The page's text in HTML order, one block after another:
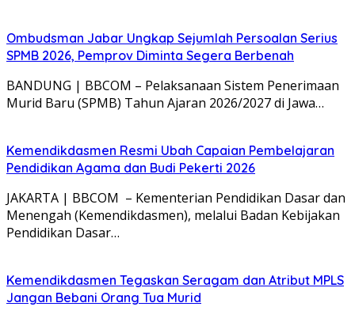
Ombudsman Jabar Ungkap Sejumlah Persoalan Serius
SPMB 2026, Pemprov Diminta Segera Berbenah
BANDUNG | BBCOM – Pelaksanaan Sistem Penerimaan
Murid Baru (SPMB) Tahun Ajaran 2026/2027 di Jawa…
Kemendikdasmen Resmi Ubah Capaian Pembelajaran
Pendidikan Agama dan Budi Pekerti 2026
JAKARTA | BBCOM – Kementerian Pendidikan Dasar dan
Menengah (Kemendikdasmen), melalui Badan Kebijakan
Pendidikan Dasar…
Kemendikdasmen Tegaskan Seragam dan Atribut MPLS
Jangan Bebani Orang Tua Murid